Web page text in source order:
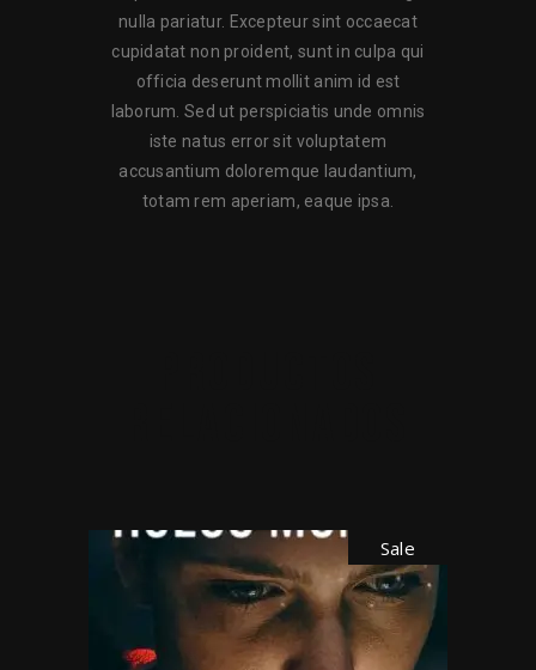
nulla pariatur. Excepteur sint occaecat
cupidatat non proident, sunt in culpa qui
officia deserunt mollit anim id est
laborum. Sed ut perspiciatis unde omnis
iste natus error sit voluptatem
accusantium doloremque laudantium,
totam rem aperiam, eaque ipsa.
Sale